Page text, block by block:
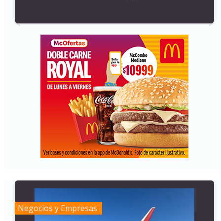
Negocios y Empresas